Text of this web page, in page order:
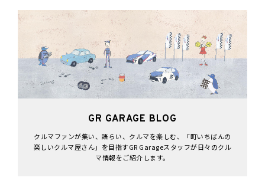
GR GARAGE BLOG
クルマファンが集い、語らい、クルマを楽しむ、「町いちばんの
楽しいクルマ屋さん」を目指すGR Garageスタッフが日々のクル
マ情報をご紹介します。